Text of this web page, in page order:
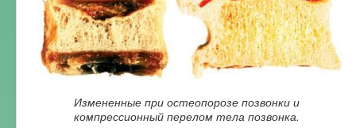
Измененные при остеопорозе позвонки и
компрессионный перелом тела позвонка.